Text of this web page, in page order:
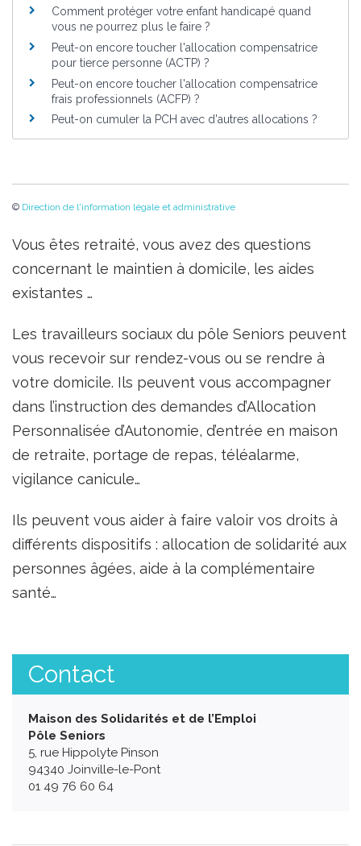
Comment protéger votre enfant handicapé quand
vous ne pourrez plus le faire ?
Peut-on encore toucher l'allocation compensatrice
pour tierce personne (ACTP) ?
Peut-on encore toucher l'allocation compensatrice
frais professionnels (ACFP) ?
Peut-on cumuler la PCH avec d'autres allocations ?
© Direction de l'information légale et administrative
Vous êtes retraité, vous avez des questions
concernant le maintien à domicile, les aides
existantes …
Les travailleurs sociaux du pôle Seniors peuvent
vous recevoir sur rendez-vous ou se rendre à
votre domicile. Ils peuvent vous accompagner
dans l’instruction des demandes d’Allocation
Personnalisée d’Autonomie, d’entrée en maison
de retraite, portage de repas, téléalarme,
vigilance canicule…
Ils peuvent vous aider à faire valoir vos droits à
différents dispositifs : allocation de solidarité aux
personnes âgées, aide à la complémentaire
santé…
Contact
Maison des Solidarités et de l’Emploi
Pôle Seniors
5, rue Hippolyte Pinson
94340 Joinville-le-Pont
01 49 76 60 64